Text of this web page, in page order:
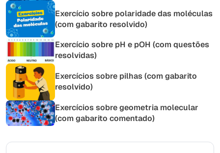
Exercício sobre polaridade das moléculas
(com gabarito resolvido)
Exercício sobre pH e pOH (com questões
resolvidas)
Exercícios sobre pilhas (com gabarito
resolvido)
Exercícios sobre geometria molecular
(com gabarito comentado)